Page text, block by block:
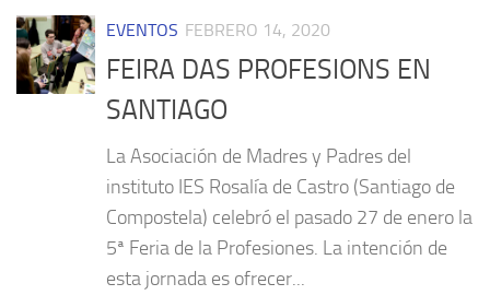
EVENTOS FEBRERO 14, 2020
FEIRA DAS PROFESIONS EN
SANTIAGO
La Asociación de Madres y Padres del
instituto IES Rosalía de Castro (Santiago de
Compostela) celebró el pasado 27 de enero la
5ª Feria de la Profesiones. La intención de
esta jornada es ofrecer...